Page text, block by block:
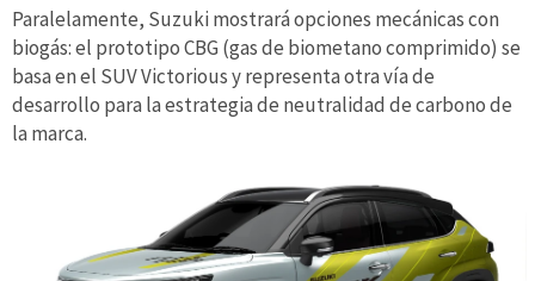
Paralelamente, Suzuki mostrará opciones mecánicas con
biogás: el prototipo CBG (gas de biometano comprimido) se
basa en el SUV Victorious y representa otra vía de
desarrollo para la estrategia de neutralidad de carbono de
la marca.